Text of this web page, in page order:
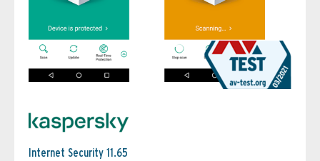
Internet Security 11.65